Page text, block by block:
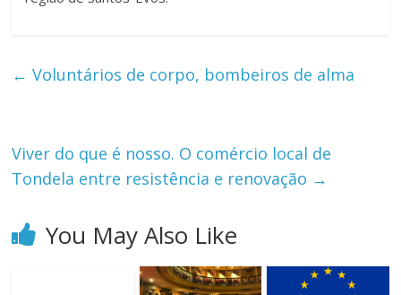
← Voluntários de corpo, bombeiros de alma
Viver do que é nosso. O comércio local de
Tondela entre resistência e renovação →
You May Also Like